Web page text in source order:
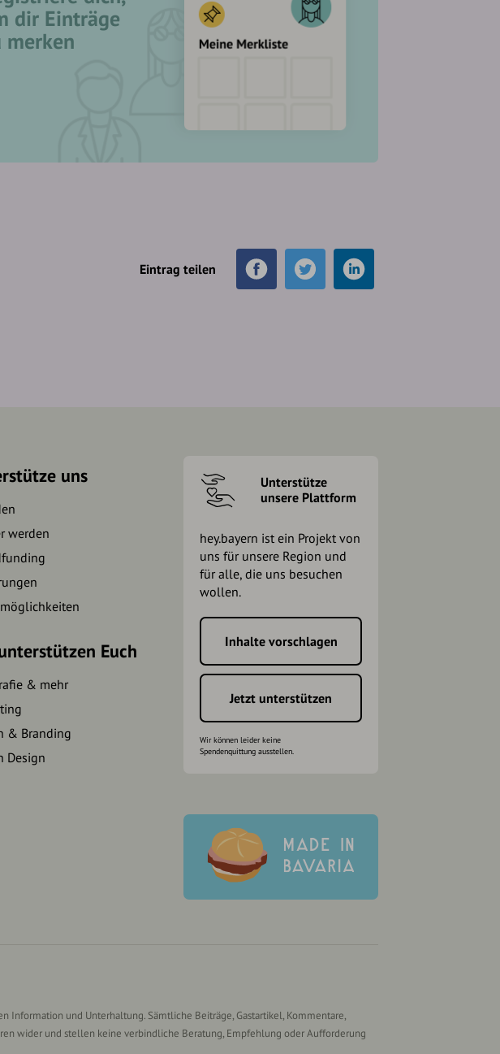
dir Einträge
merken
Eintrag teilen
uns
werden
Euch
& mehr
& Branding
Design
Unterstütze
unsere Plattform
hey.bayern ist ein Projekt von
uns für unsere Region und
für alle, die uns besuchen
wollen.
Inhalte vorschlagen
Jetzt unterstützen
Wir können leider keine
Spendenquittung ausstellen.
und Unterhaltung. Sämtliche Beiträge, Gastartikel, Kommentare,
wider und stellen keine verbindliche Beratung, Empfehlung oder Aufforderung